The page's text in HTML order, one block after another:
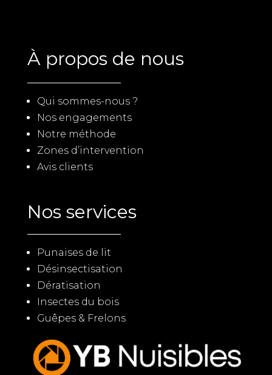
À propos de nous
Qui sommes-nous ?
Nos engagements
Notre méthode
Zones d’intervention
Avis clients
Nos services
Punaises de lit
Désinsectisation
Dératisation
Insectes du bois
Guêpes & Frelons